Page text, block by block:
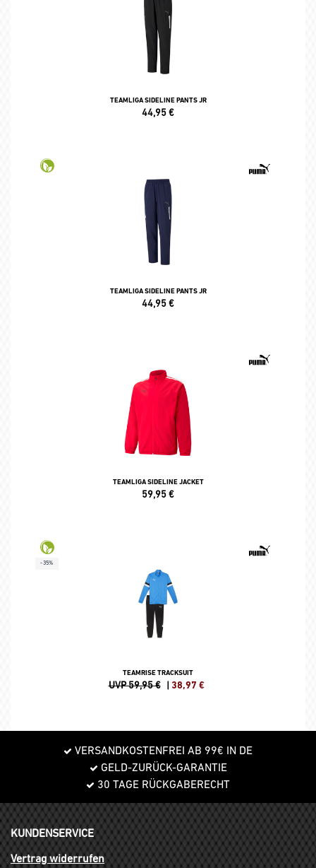
TEAMLIGA SIDELINE PANTS JR
44,95€
TEAMLIGA SIDELINE PANTS JR
44,95€
TEAMLIGA SIDELINE JACKET
59,95€
-35%
TEAMRISE TRACKSUIT
UVP 59,95 € | 38,97 €
VERSANDKOSTENFREI AB 99€ IN DE
GELD-ZURÜCK-GARANTIE
30 TAGE RÜCKGABERECHT
KUNDENSERVICE
Vertrag widerrufen